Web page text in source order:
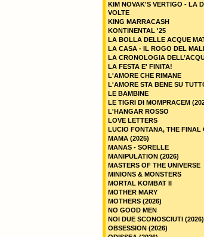
KIM NOVAK'S VERTIGO - LA
VOLTE
KING MARRACASH
KONTINENTAL '25
LA BOLLA DELLE ACQUE
LA CASA - IL ROGO DEL
LA CRONOLOGIA
LA FESTA E' FINITA!
L'AMORE CHE RIMANE
L'AMORE STA BENE SU
LE BAMBINE
LE TIGRI DI MOMPRACEM
L'HANGAR ROSSO
LOVE LETTERS
LUCIO FONTANA, THE FINAL
MAMA (2025)
MANAS - SORELLE
MANIPULATION (2026)
MASTERS OF THE UNIVERSE
MINIONS & MONSTERS
MORTAL KOMBAT II
MOTHER MARY
MOTHERS (2026)
NO GOOD MEN
NOI DUE SCONOSCIUTI (2026)
OBSESSION (2026)